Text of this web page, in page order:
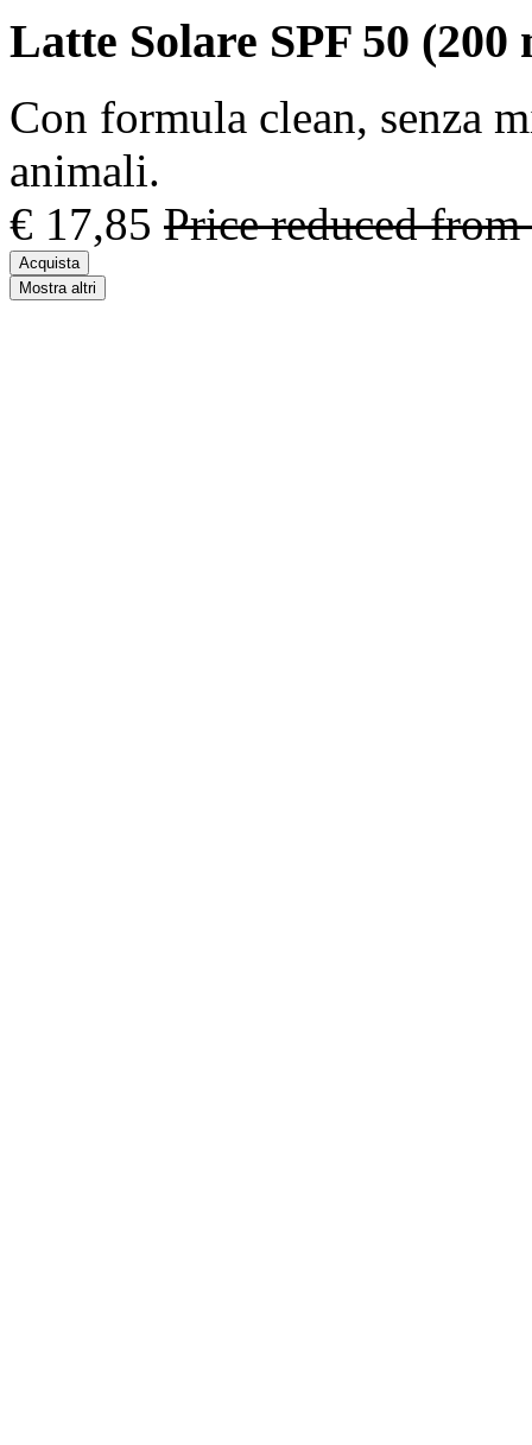
Latte Solare SPF 50 (200
Con formula clean, senza
animali.
€ 17,85 Price reduced from
Acquista
Mostra altri